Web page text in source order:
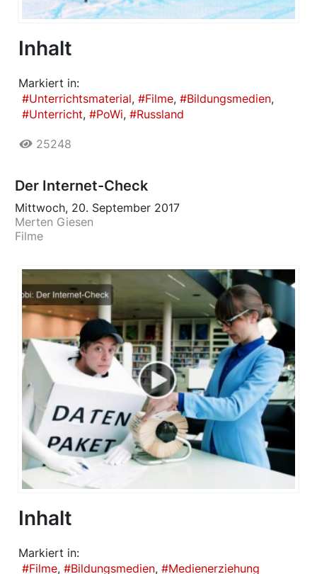
Inhalt
Markiert in:
Unterrichtsmaterial
Filme
Bildungsmedien
Unterricht
PoWi Russland
25248
Der Internet-Check
Mittwoch, 20. September 2017
Merten Giesen
Filme
Inhalt
Markiert in:
Filme
Bildungsmedien Medienerziehung